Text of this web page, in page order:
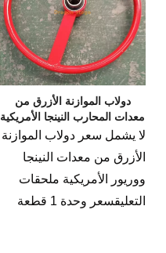
دولاب الموازنة الأزرق من
معدات المحارب النينجا الأمريكية
لا يشمل سعر دولاب الموازنة
الأزرق من معدات النينجا
ووريور الأمريكية ملحقات
التعليقسعر وحدة 1 قطعة